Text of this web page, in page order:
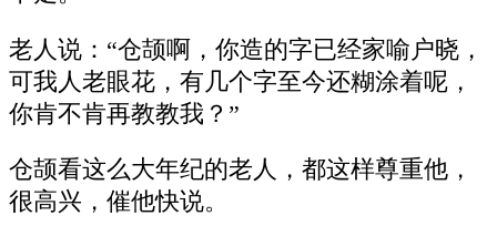
老人说：“仓颉啊，你造的字已经家喻户晓，
可我人老眼花，有几个字至今还糊涂着呢，
你肯不肯再教教我？”
仓颉看这么大年纪的老人，都这样尊重他，
很高兴，催他快说。